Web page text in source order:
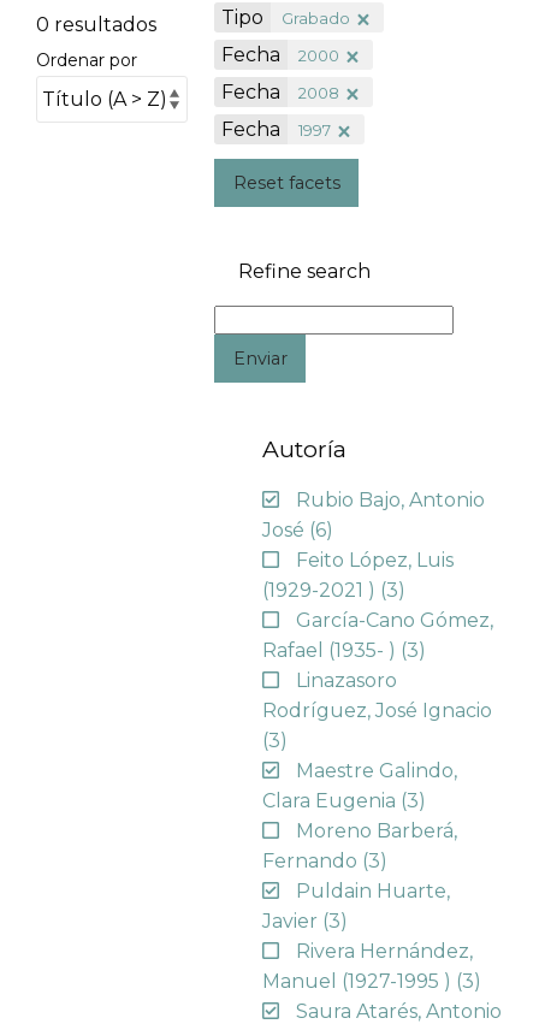
0 resultados
Ordenar por
Tipo Grabado
Fecha 2000
Fecha 2008
Fecha 1997
Reset facets
Refine search
Enviar
Autoría
Rubio Bajo, Antonio
José (6)
Feito López, Luis
(1929-2021 ) (3)
García-Cano Gómez,
Rafael (1935- ) (3)
Linazasoro
Rodríguez, José Ignacio
(3)
Maestre Galindo,
Clara Eugenia (3)
Moreno Barberá,
Fernando (3)
Puldain Huarte,
Javier (3)
Rivera Hernández,
Manuel (1927-1995 ) (3)
Saura Atarés, Antonio